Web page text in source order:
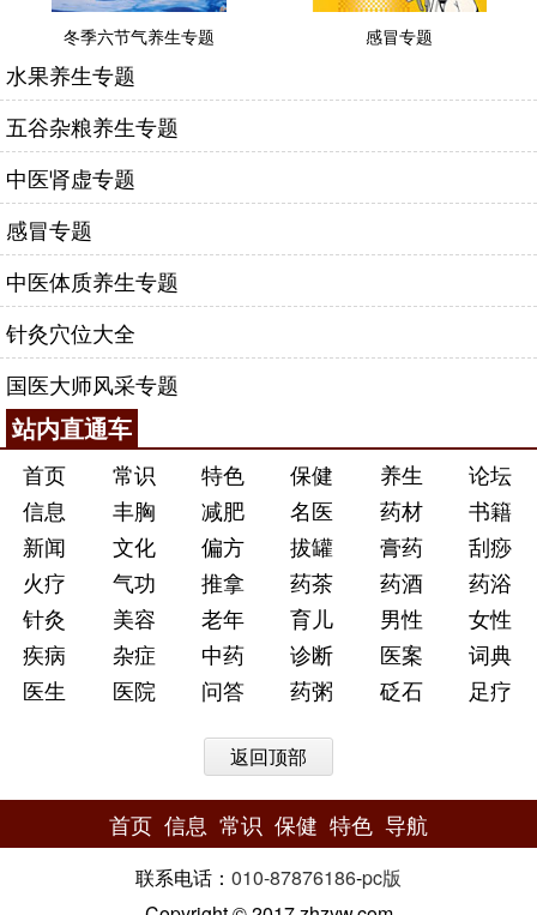
冬季六节气养生专题 感冒专题
水果养生专题
五谷杂粮养生专题
中医肾虚专题
感冒专题
中医体质养生专题
针灸穴位大全
国医大师风采专题
站内直通车
首页 常识 特色 保健 养生
论坛
信息
丰胸 减肥 名医 药材
书籍
新闻
文化 偏方 拔罐 膏药
刮痧
火疗
气功 推拿 药茶 药酒
药浴
针灸
美容 老年 育儿 男性
女性
疾病
杂症 中药 诊断 医案
词典
医生
医院 问答 药粥 砭石 足疗
返回顶部
首页 信息 常识 保健 特色 导航
联系电话： 010-87876186-pc版